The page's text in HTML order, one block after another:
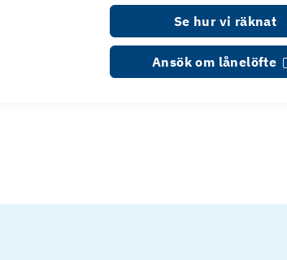
Se hur vi räknat
Ansök om lånelöfte